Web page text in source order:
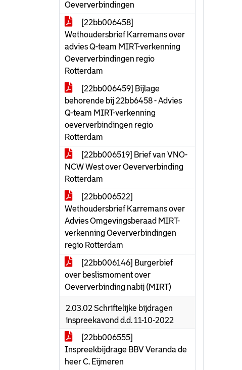
Oeververbindingen
[22bb006458]
Wethoudersbrief Karremans over
advies Q-team MIRT-verkenning
Oeververbindingen regio
Rotterdam
[22bb006459] Bijlage
behorende bij 22bb6458 - Advies
Q-team MIRT-verkenning
oeververbindingen regio
Rotterdam
[22bb006519] Brief van VNO-
NCW West over Oeververbinding
Rotterdam
[22bb006522]
Wethoudersbrief Karremans over
Advies Omgevingsberaad MIRT-
verkenning Oeververbindingen
regio Rotterdam
[22bb006146] Burgerbief
over beslismoment over
Oeververbinding nabij (MIRT)
2.03.02 Schriftelijke bijdragen
inspreekavond d.d. 11-10-2022
[22bb006555]
Inspreekbijdrage BBV Veranda de
heer C. Eijmeren